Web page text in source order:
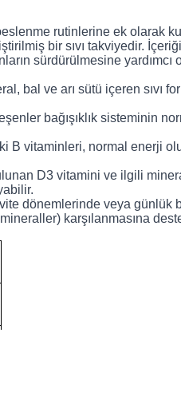
rutinlerine ek olarak
bir sıvı takviyedir.
sürdürülmesine yardımcı
bal ve arı sütü içeren sıvı
bağışıklık sisteminin
B vitaminleri, normal enerji
D3 vitamini ve ilgili
.
dönemlerinde veya günlük
karşılanmasına